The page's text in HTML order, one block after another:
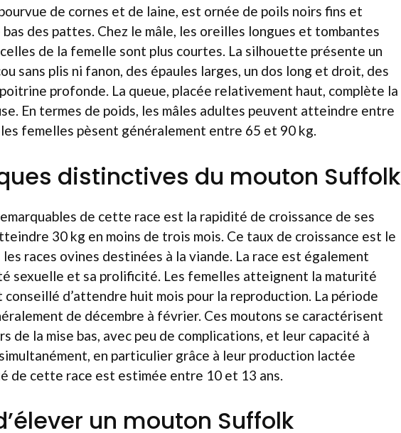
de cornes et de laine, est ornée de poils noirs fins et
des pattes. Chez le mâle, les oreilles longues et tombantes
de la femelle sont plus courtes. La silhouette présente un
sans plis ni fanon, des épaules larges, un dos long et droit, des
profonde. La queue, placée relativement haut, complète la
En termes de poids, les mâles adultes peuvent atteindre entre
femelles pèsent généralement entre 65 et 90 kg.
distinctives du mouton Suffolk
de cette race est la rapidité de croissance de ses
30 kg en moins de trois mois. Ce taux de croissance est le
races ovines destinées à la viande. La race est également
sexuelle et sa prolificité. Les femelles atteignent la maturité
conseillé d’attendre huit mois pour la reproduction. La période
de décembre à février. Ces moutons se caractérisent
de la mise bas, avec peu de complications, et leur capacité à
en particulier grâce à leur production lactée
de cette race est estimée entre 10 et 13 ans.
un mouton Suffolk